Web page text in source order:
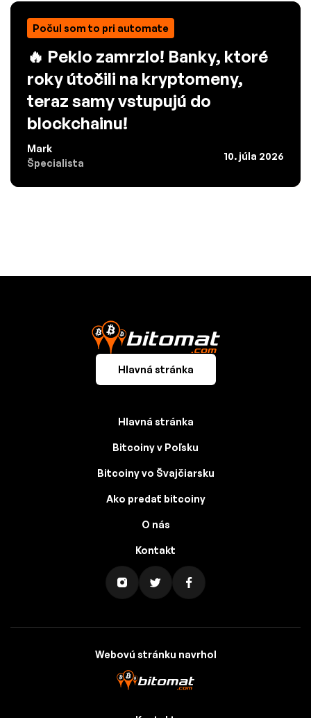
Počul som to pri automate
🔥 Peklo zamrzlo! Banky, ktoré
roky útočili na kryptomeny,
teraz samy vstupujú do
blockchainu!
Mark
Špecialista
10. júla 2026
Hlavná stránka
Hlavná stránka
Bitcoiny v Poľsku
Bitcoiny vo Švajčiarsku
Ako predať bitcoiny
O nás
Kontakt
Webovú stránku navrhol